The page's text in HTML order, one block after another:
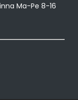
Ma-Pe 8-16